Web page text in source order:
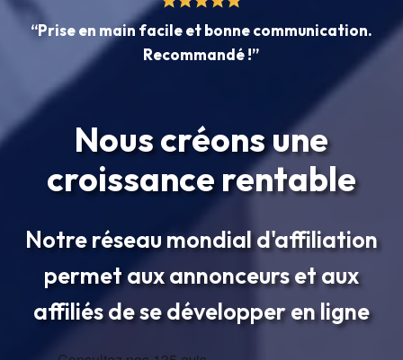
“Prise en main facile et bonne communication.
Recommandé !”
Nous créons une
croissance rentable
Notre réseau mondial d'affiliation
permet aux annonceurs et aux
affiliés de se développer en ligne